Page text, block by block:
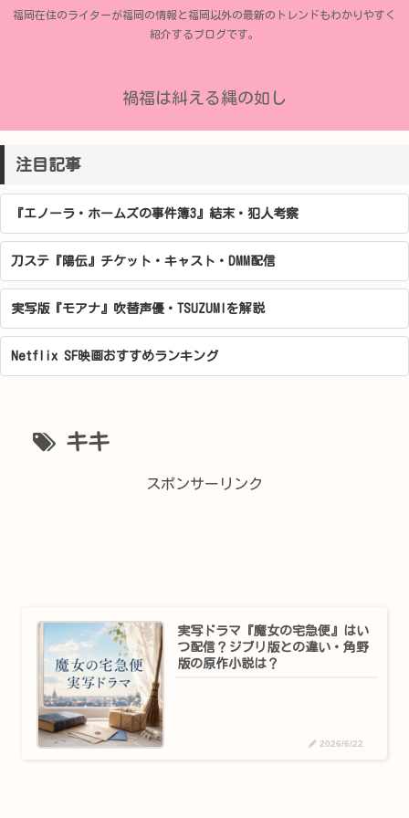
福岡在住のライターが福岡の情報と福岡以外の最新のトレンドもわかりやすく
紹介するブログです。
禍福は糾える縄の如し
注目記事
『エノーラ・ホームズの事件簿3』結末・犯人考察
刀ステ『陽伝』チケット・キャスト・DMM配信
実写版『モアナ』吹替声優・TSUZUMIを解説
Netflix SF映画おすすめランキング
キキ
スポンサーリンク
実写ドラマ『魔女の宅急便』はい
つ配信？ジブリ版との違い・角野
版の原作小説は？
2026/6/22